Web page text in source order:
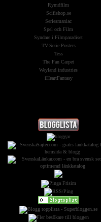
Rymdfilm
Scifishop.se
Seriesmaniac
Spel och Film
Syndare i Filmparadiset
TV-Serie Posters
Tess
The Fan Carpet
Weyland industries
iHeartFantasy